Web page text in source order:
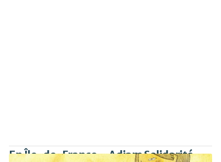
En Île-de-France – Adiam Solidarité